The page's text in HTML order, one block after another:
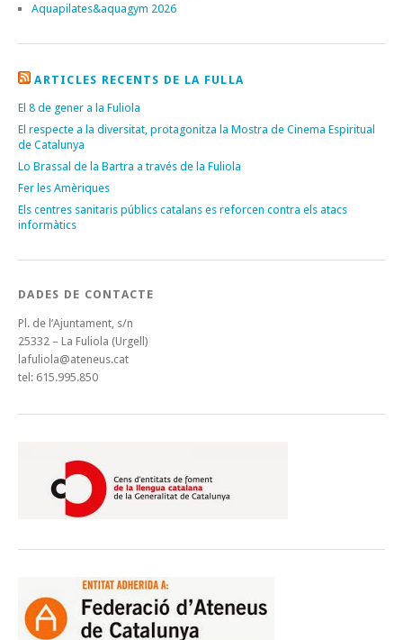
Aquapilates&aquagym 2026
ARTICLES RECENTS DE LA FULLA
El 8 de gener a la Fuliola
El respecte a la diversitat, protagonitza la Mostra de Cinema Espiritual
de Catalunya
Lo Brassal de la Bartra a través de la Fuliola
Fer les Amèriques
Els centres sanitaris públics catalans es reforcen contra els atacs
informàtics
DADES DE CONTACTE
Pl. de l’Ajuntament, s/n
25332 – La Fuliola (Urgell)
lafuliola@ateneus.cat
tel: 615.995.850